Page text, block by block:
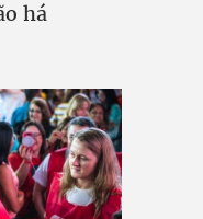
há